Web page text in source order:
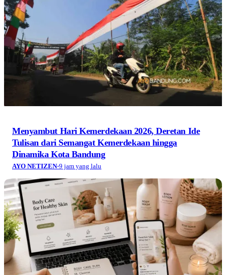
Menyambut Hari Kemerdekaan 2026, Deretan Ide
Tulisan dari Semangat Kemerdekaan hingga
Dinamika Kota Bandung
AYO NETIZEN·9 jam yang lalu